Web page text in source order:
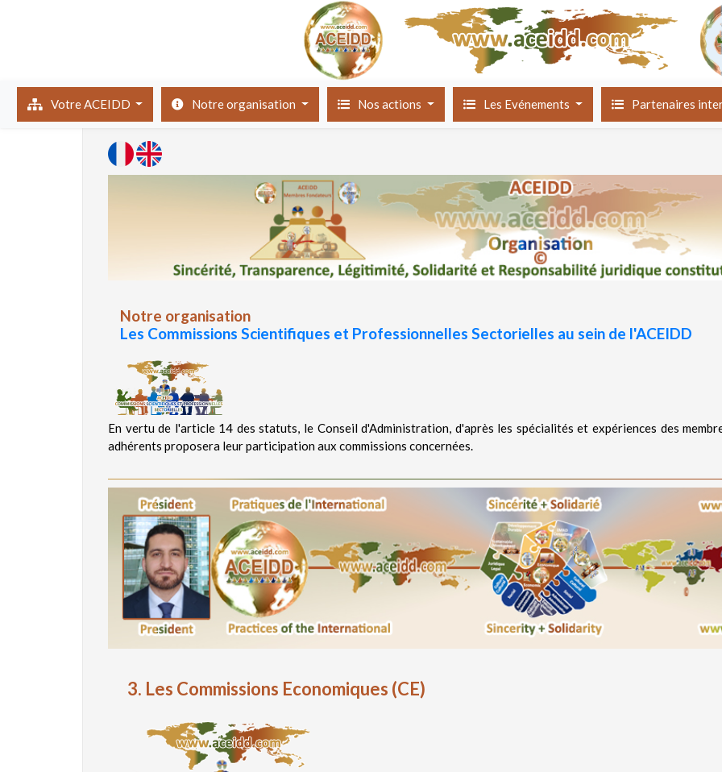
(current)
Votre ACEIDD Notre organisation Nos actions Les Evénements Partenaires
Notre organisation
Les Commissions Scientifiques et Professionnelles Sectorielles au sein de l'ACEIDD
En vertu de l'article 14 des statuts, le Conseil d'Administration, d'après les spécialités et expériences des
adhérents proposera leur participation aux commissions concernées.
3. Les Commissions Economiques (CE)